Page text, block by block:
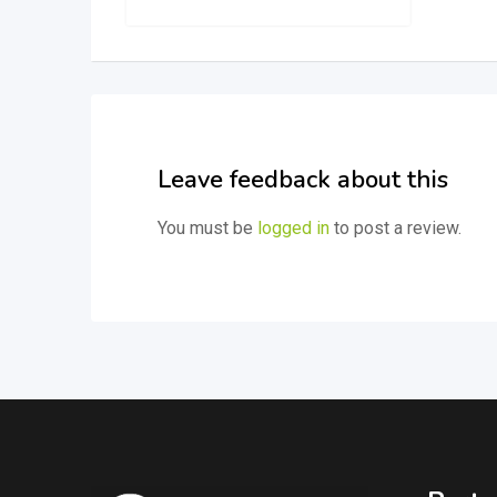
Leave feedback about this
You must be logged in to post a review.